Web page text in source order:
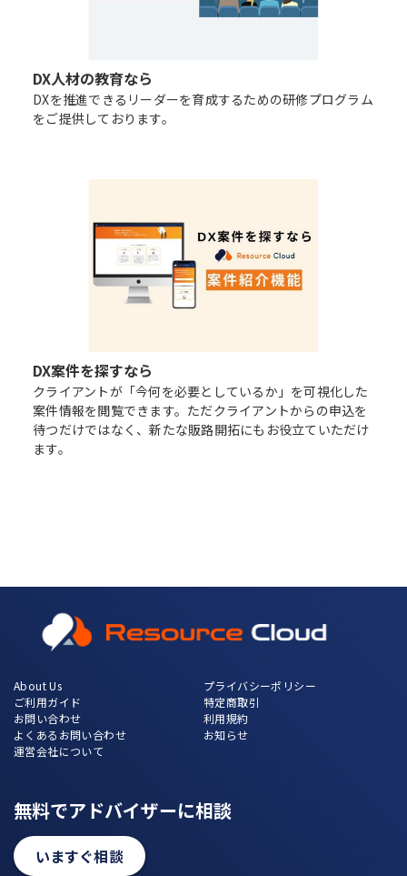
DX人材の教育なら
DXを推進できるリーダーを育成するための研修プログラム
をご提供しております。
DX案件を探すなら
クライアントが「今何を必要としているか」を可視化した
案件情報を閲覧できます。ただクライアントからの申込を
待つだけではなく、新たな販路開拓にもお役立ていただけ
ます。
About Us
ご利用ガイド
お問い合わせ
よくあるお問い合わせ
運営会社について
プライバシーポリシー
特定商取引
利用規約
お知らせ
無料でアドバイザーに相談
いますぐ相談